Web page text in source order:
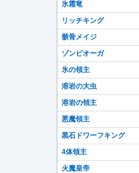
氷霜竜
リッチキング
骸骨メイジ
ゾンビオーガ
氷の領主
溶岩の大虫
溶岩の領主
悪魔領主
黒石ドワーフキング
4体領主
火魔皇帝